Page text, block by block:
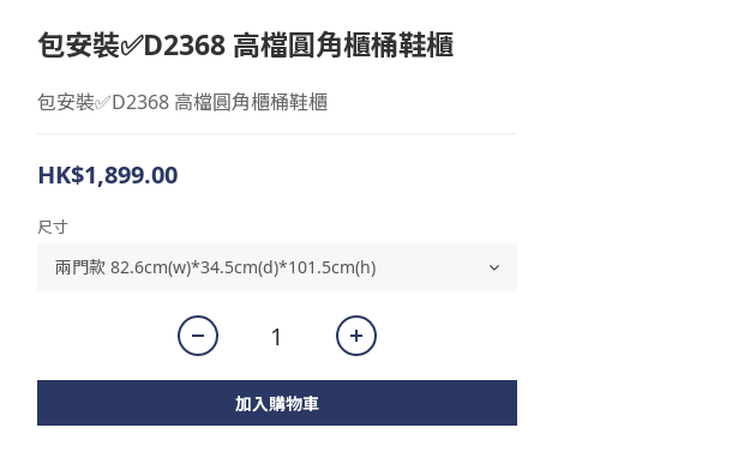
包安裝✅D2368 高檔圓角櫃桶鞋櫃
包安裝✅D2368 高檔圓角櫃桶鞋櫃
HK$1,899.00
尺寸
加入購物車